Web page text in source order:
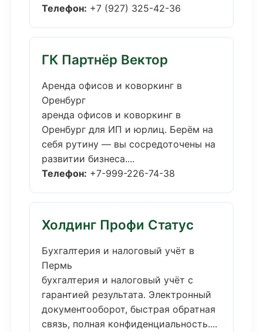
Телефон: +7 (927) 325-42-36
ГК Партнёр Вектор
Аренда офисов и коворкинг в
Оренбург
аренда офисов и коворкинг в
Оренбург для ИП и юрлиц. Берём на
себя рутину — вы сосредоточены на
развитии бизнеса....
Телефон: +7-999-226-74-38
Холдинг Профи Статус
Бухгалтерия и налоговый учёт в
Пермь
бухгалтерия и налоговый учёт с
гарантией результата. Электронный
документооборот, быстрая обратная
связь, полная конфиденциальность....